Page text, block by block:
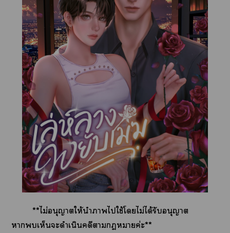
**ไม่อนุญาตให้นำาไใช้โไม่ได้รับอนุญาต
าเห็นะดำเนินคดีาาค่ะ**